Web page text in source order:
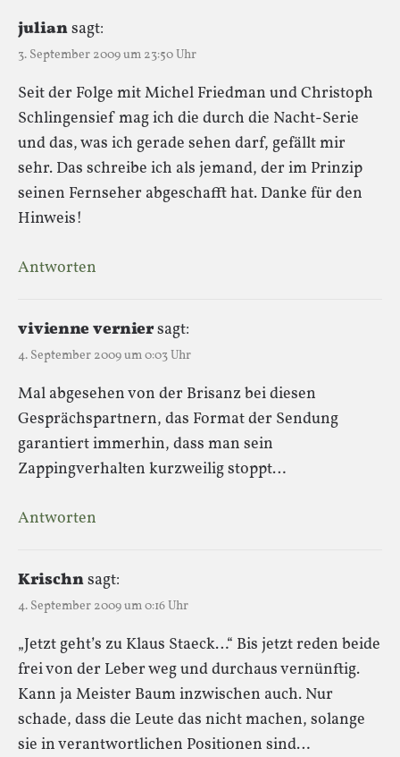
juliansagt:
3. September 2009 um 23:50 Uhr
Seit der Folge mit Michel Friedman und Christoph
Schlingensief mag ich die durch die Nacht-Serie
und das, was ich gerade sehen darf, gefällt mir
sehr. Das schreibe ich als jemand, der im Prinzip
seinen Fernseher abgeschafft hat. Danke für den
Hinweis!
Antworten
vivienne verniersagt:
4. September 2009 um 0:03 Uhr
Mal abgesehen von der Brisanz bei diesen
Gesprächspartnern, das Format der Sendung
garantiert immerhin, dass man sein
Zappingverhalten kurzweilig stoppt…
Antworten
Krischnsagt:
4. September 2009 um 0:16 Uhr
„Jetzt geht’s zu Klaus Staeck…“ Bis jetzt reden beide
frei von der Leber weg und durchaus vernünftig.
Kann ja Meister Baum inzwischen auch. Nur
schade, dass die Leute das nicht machen, solange
sie in verantwortlichen Positionen sind…